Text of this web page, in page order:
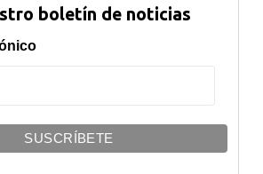
boletín de noticias